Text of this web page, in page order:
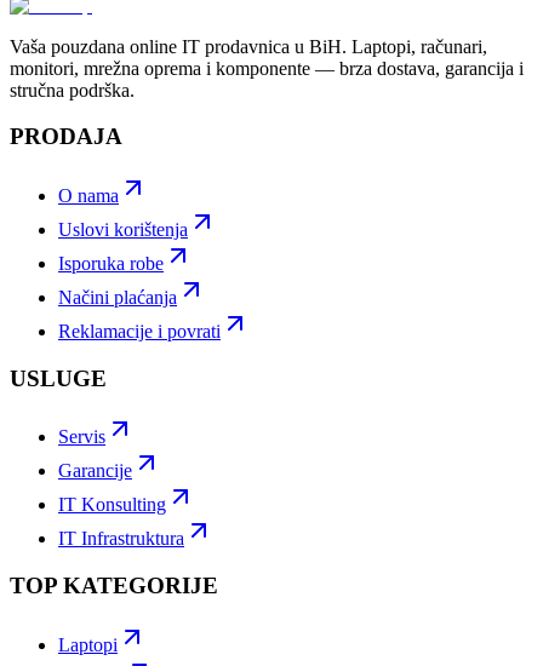
Vaša pouzdana online IT prodavnica u BiH. Laptopi, računari,
monitori, mrežna oprema i komponente — brza dostava, garancija i
stručna podrška.
PRODAJA
O nama
Uslovi korištenja
Isporuka robe
Načini plaćanja
Reklamacije i povrati
USLUGE
Servis
Garancije
IT Konsulting
IT Infrastruktura
TOP KATEGORIJE
Laptopi